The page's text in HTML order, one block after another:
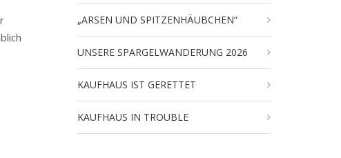
„ARSEN UND SPITZENHÄUBCHEN“
UNSERE SPARGELWANDERUNG 2026
KAUFHAUS IST GERETTET
KAUFHAUS IN TROUBLE